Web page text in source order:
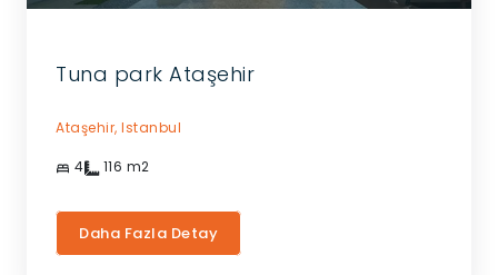
Tuna park Ataşehir
Ataşehir, Istanbul
4 116 m2
Daha Fazla Detay